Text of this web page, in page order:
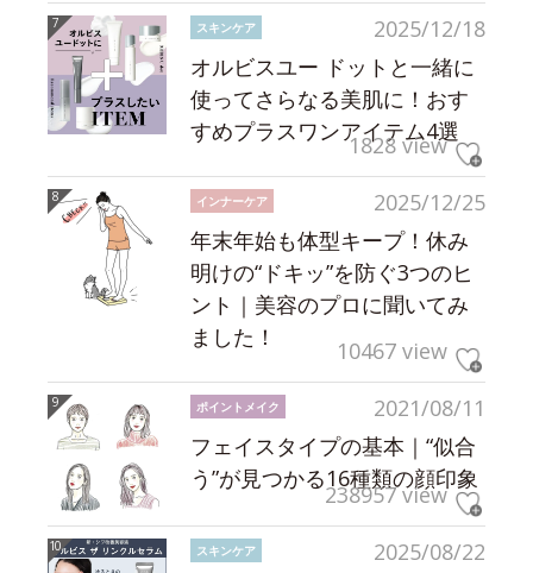
2025/12/18
スキンケア
オルビスユー ドットと一緒に
使ってさらなる美肌に！おす
すめプラスワンアイテム4選
1828 view
2025/12/25
インナーケア
年末年始も体型キープ！休み
明けの“ドキッ”を防ぐ3つのヒ
ント｜美容のプロに聞いてみ
ました！
10467 view
2021/08/11
ポイントメイク
フェイスタイプの基本｜“似合
う”が見つかる16種類の顔印象
238957 view
2025/08/22
スキンケア